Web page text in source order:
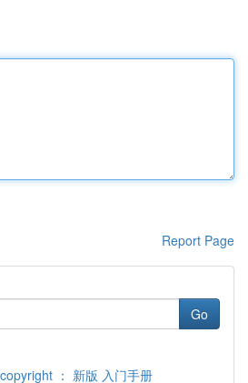
Report Page
Go
： 新版 入门手册